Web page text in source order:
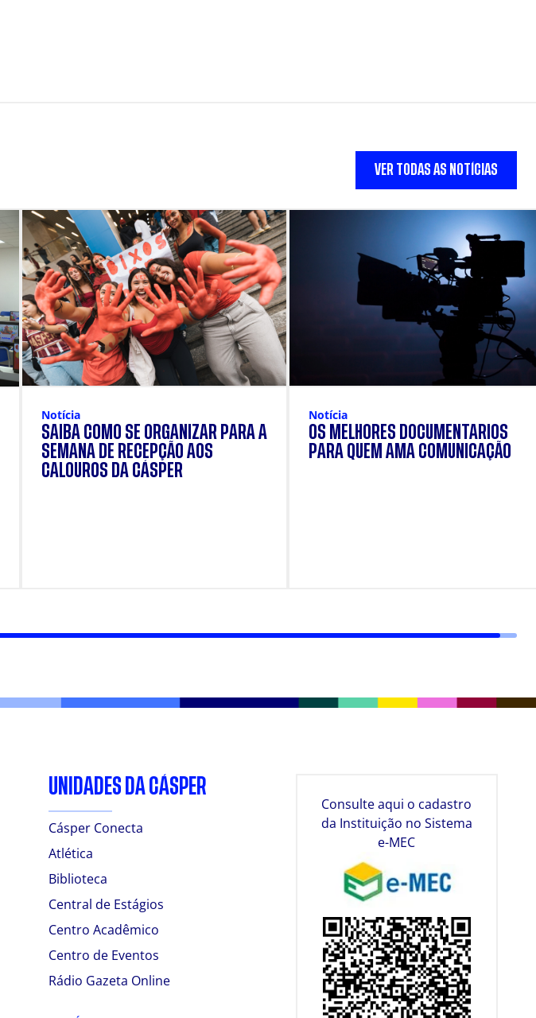
VER TODAS AS NOTÍCIAS
Notícia
SAIBA COMO SE ORGANIZAR PARA A
SEMANA DE RECEPÇÃO AOS
CALOUROS DA CÁSPER
Notícia
OS MELHORES DOCUMENTÁRIOS
PARA QUEM AMA COMUNICAÇÃO
UNIDADES DA CÁSPER
Cásper Conecta
Atlética
Biblioteca
Central de Estágios
Centro Acadêmico
Centro de Eventos
Rádio Gazeta Online
Consulte aqui o cadastro
da Instituição no Sistema
e-MEC